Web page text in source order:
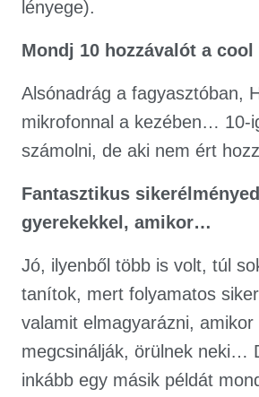
lényege).
Mondj 10 hozzávalót a cool
Alsónadrág a fagyasztóban,
mikrofonnal a kezében… 10-
számolni, de aki nem ért
Fantasztikus
gyerekekkel, amikor…
Jó, ilyenből több is volt, túl
tanítok, mert folyamatos
valamit elmagyarázni, amikor
megcsinálják, örülnek neki…
inkább egy másik példát